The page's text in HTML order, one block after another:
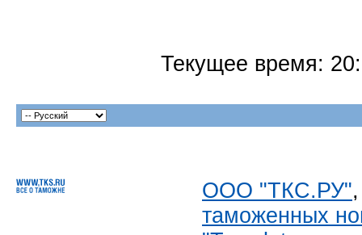
Текущее время:
ООО "ТКС.РУ"
таможенных